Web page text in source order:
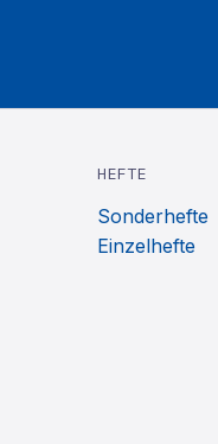
HEFTE
Sonderhefte
Einzelhefte